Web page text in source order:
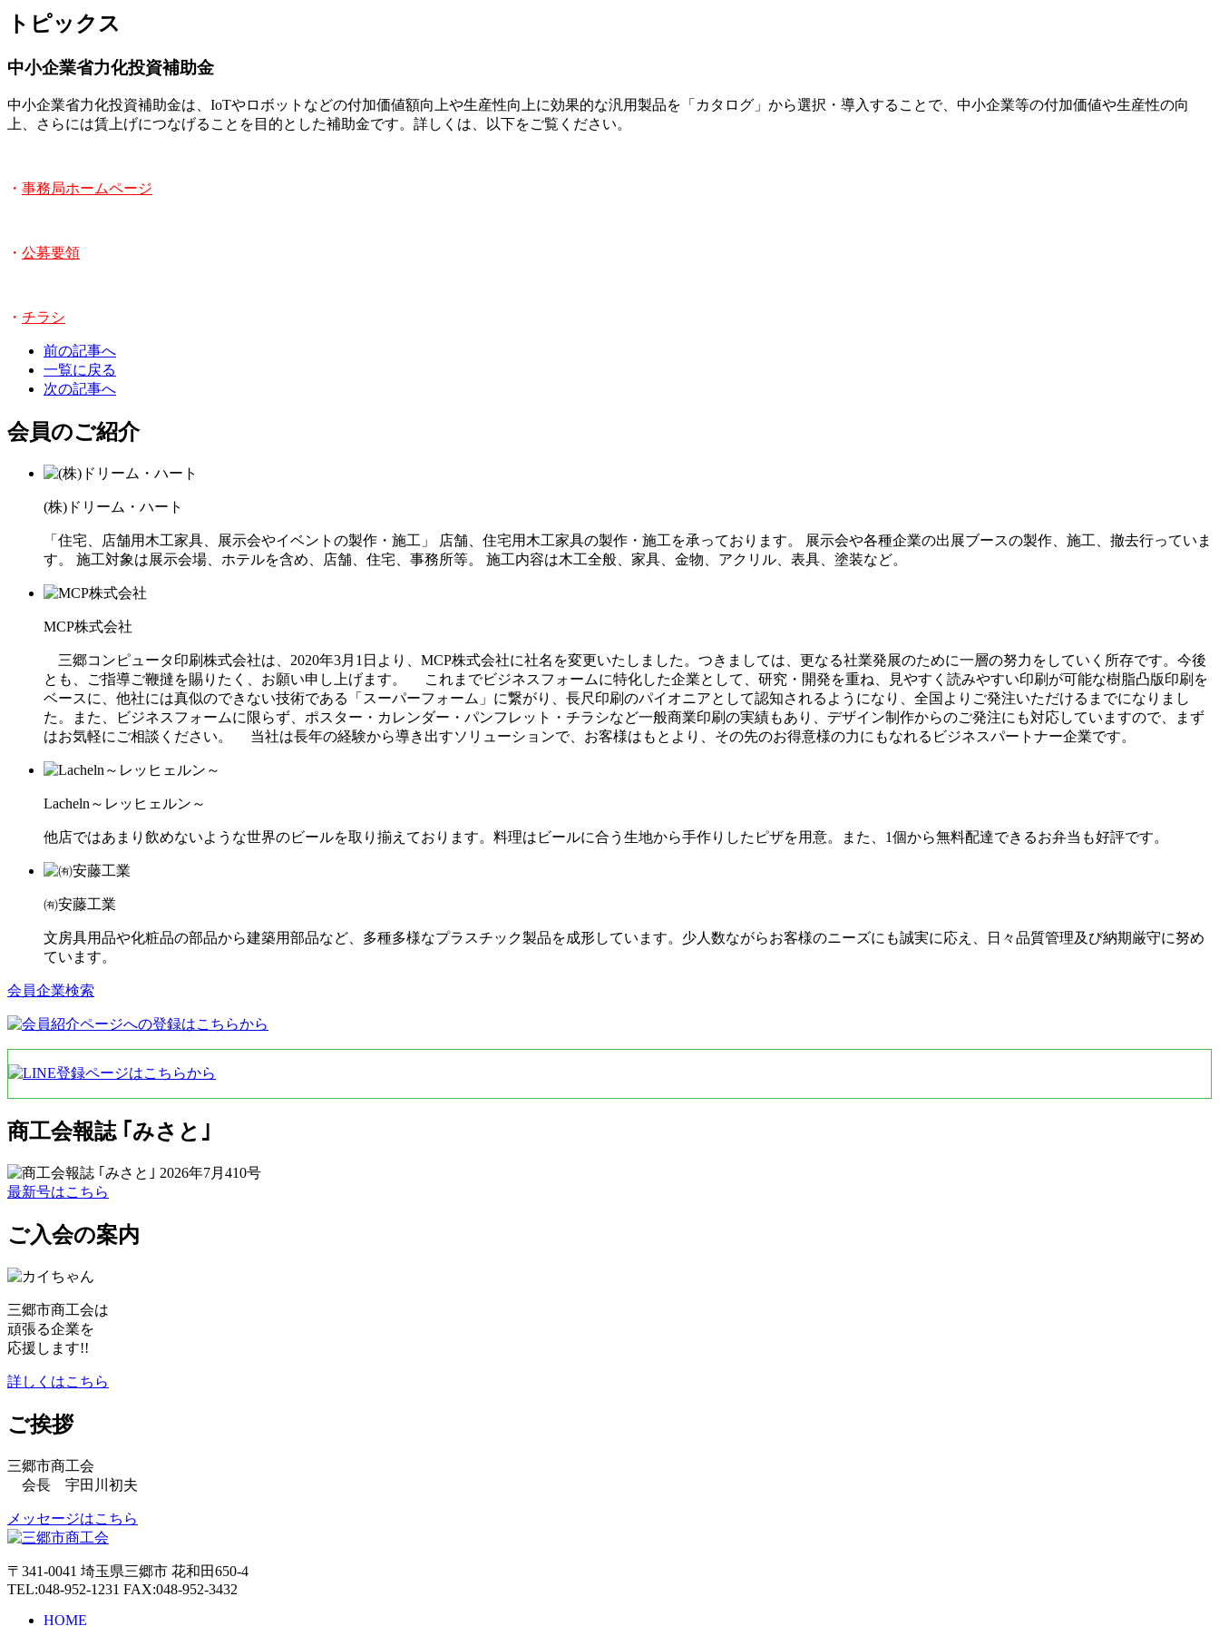
トピックス
中小企業省力化投資補助金
中小企業省力化投資補助金は、IoTやロボットなどの付加価値額向上や生産性向上に効果的な汎用製品を「カタログ」から選択・導入することで、中小企業等の付加価値や生産性の向
上、さらには賃上げにつなげることを目的とした補助金です。詳しくは、以下をご覧ください。
・ 事務局ホームページ
・ 公募要領
・ チラシ
前の記事へ
一覧に戻る
次の記事へ
会員のご紹介
(株)ドリーム・ハート
「住宅、店舗用木工家具、展示会やイベントの製作・施工」 店舗、住宅用木工家具の製作・施工を承っております。 展示会や各種企業の出展ブースの製作、施工、撤去行っていま
す。 施工対象は展示会場、ホテルを含め、店舗、住宅、事務所等。 施工内容は木工全般、家具、金物、アクリル、表具、塗装など。
MCP株式会社
三郷コンピュータ印刷株式会社は、2020年3月1日より、MCP株式会社に社名を変更いたしました。つきましては、更なる社業発展のために一層の努力をしていく所存です。今後
とも、ご指導ご鞭撻を賜りたく、お願い申し上げます。 これまでビジネスフォームに特化した企業として、研究・開発を重ね、見やすく読みやすい印刷が可能な樹脂凸版印刷を
ベースに、他社には真似のできない技術である「スーパーフォーム」に繋がり、長尺印刷のパイオニアとして認知されるようになり、全国よりご発注いただけるまでになりまし
た。また、ビジネスフォームに限らず、ポスター・カレンダー・パンフレット・チラシなど一般商業印刷の実績もあり、デザイン制作からのご発注にも対応していますので、まず
はお気軽にご相談ください。 当社は長年の経験から導き出すソリューションで、お客様はもとより、その先のお得意様の力にもなれるビジネスパートナー企業です。
Lacheln～レッヒェルン～
他店ではあまり飲めないような世界のビールを取り揃えております。料理はビールに合う生地から手作りしたピザを用意。また、1個から無料配達できるお弁当も好評です。
㈲安藤工業
文房具用品や化粧品の部品から建築用部品など、多種多様なプラスチック製品を成形しています。少人数ながらお客様のニーズにも誠実に応え、日々品質管理及び納期厳守に努め
ています。
会員企業検索
商工会報誌 ｢みさと｣
最新号はこちら
ご入会の案内
三郷市商工会は
頑張る企業を
応援します!!
詳しくはこちら
ご挨拶
三郷市商工会
会長 宇田川初夫
メッセージはこちら
〒341-0041 埼玉県三郷市 花和田650-4
TEL:048-952-1231 FAX:048-952-3432
HOME